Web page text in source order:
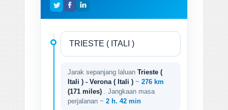
Jarak sepanjang laluan Trieste (
Itali ) - Verona ( Itali ) ~ 276 km
(171 miles)
. Jangkaan masa
perjalanan ~ 2 h. 42 min